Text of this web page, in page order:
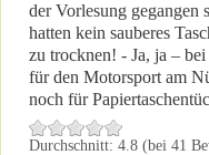
der Vorlesung
hatten kein sauberes
zu trocknen! - Ja, ja –
für den Motorsport am
noch für
Durchschnitt: 4.8 (bei 41